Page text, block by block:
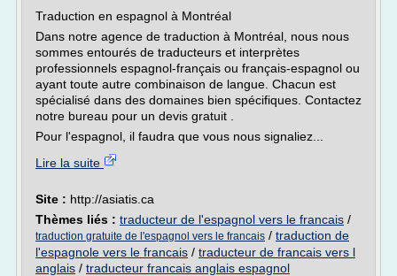
Traduction en espagnol à Montréal
Dans notre agence de traduction à Montréal, nous nous
sommes entourés de traducteurs et interprètes
professionnels espagnol-français ou français-espagnol ou
ayant toute autre combinaison de langue. Chacun est
spécialisé dans des domaines bien spécifiques. Contactez
notre bureau pour un devis gratuit .
Pour l'espagnol, il faudra que vous nous signaliez...
Lire la suite
Site : http://asiatis.ca
Thèmes liés : traducteur de l'espagnol vers le francais /
traduction gratuite de l'espagnol vers le francais / traduction de
l'espagnole vers le francais / traducteur de francais vers l
anglais / traducteur francais anglais espagnol